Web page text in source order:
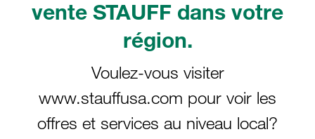
vente STAUFF dans votre
région.
Voulez-vous visiter
www.stauffusa.com pour voir les
offres et services au niveau local?
4SH, 4SP et SCP3 selon EN 853, 854, 856 et 857. En
Filtre / Tri